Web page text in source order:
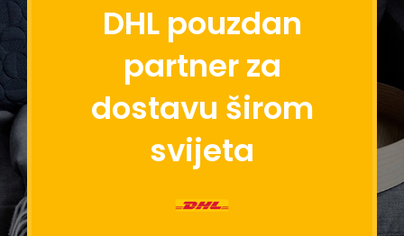
DHL pouzdan
partner za
dostavu širom
svijeta